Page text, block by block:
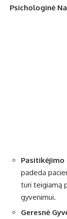
Psichologinė
Pasitikėjimo
padeda
turi teigiamą
gyvenimui.
Geresnė